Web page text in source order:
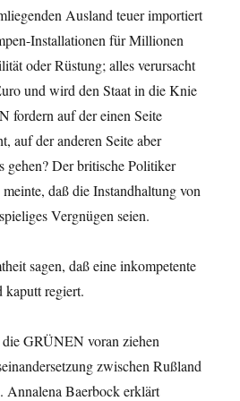
Ausland teuer importiert
Installationen für Millionen
oder Rüstung; alles verursacht
und wird den Staat in die Knie
fordern auf der einen Seite
auf der anderen Seite aber
gehen? Der britische Politiker
daß die Instandhaltung von
Vergnügen seien.
sagen, daß eine inkompetente
kaputt regiert.
GRÜNEN voran ziehen
zwischen Rußland
Annalena Baerbock erklärt